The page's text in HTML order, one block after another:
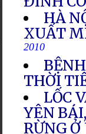
HÀ
XUẤT
2010
THỜI
LỐC
YÊN
RỪNG